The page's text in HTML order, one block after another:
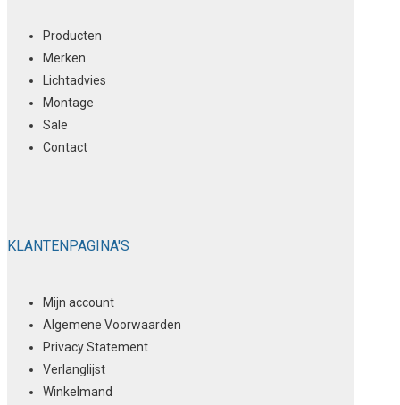
Producten
Merken
Lichtadvies
Montage
Sale
Contact
KLANTENPAGINA'S
Mijn account
Algemene Voorwaarden
Privacy Statement
Verlanglijst
Winkelmand